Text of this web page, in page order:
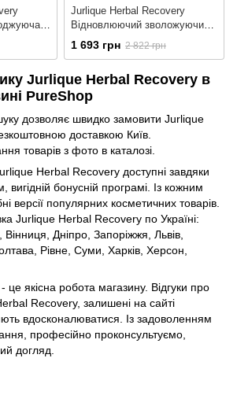
Jurlique Herbal Recovery
Відновлюючий зволожуючий
лосьйон для обличчя
1 693 грн 2 822 грн
Jurlique Herbal Recovery в
PureShop
дозволяє швидко замовити Jurlique
доставкою Київ.
товарів з фото в каталозі.
Herbal Recovery доступні завдяки
бонусній програмі. Із кожним
версії популярних косметичних товарів.
Jurlique Herbal Recovery по Україні:
Дніпро, Запоріжжя, Львів,
Рівне, Суми, Харків, Херсон,
це якісна робота магазину. Відгуки про
Recovery, залишені на сайті
вдосконалюватися. Із задоволенням
професійно проконсультуємо,
догляд.